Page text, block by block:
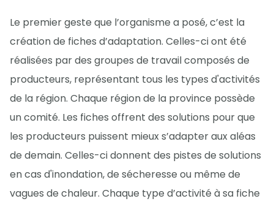
Le premier geste que l’organisme a posé, c’est la
création de fiches d’adaptation. Celles-ci ont été
réalisées par des groupes de travail composés de
producteurs, représentant tous les types d'activités
de la région. Chaque région de la province possède
un comité. Les fiches offrent des solutions pour que
les producteurs puissent mieux s’adapter aux aléas
de demain. Celles-ci donnent des pistes de solutions
en cas d'inondation, de sécheresse ou même de
vagues de chaleur. Chaque type d’activité à sa fiche